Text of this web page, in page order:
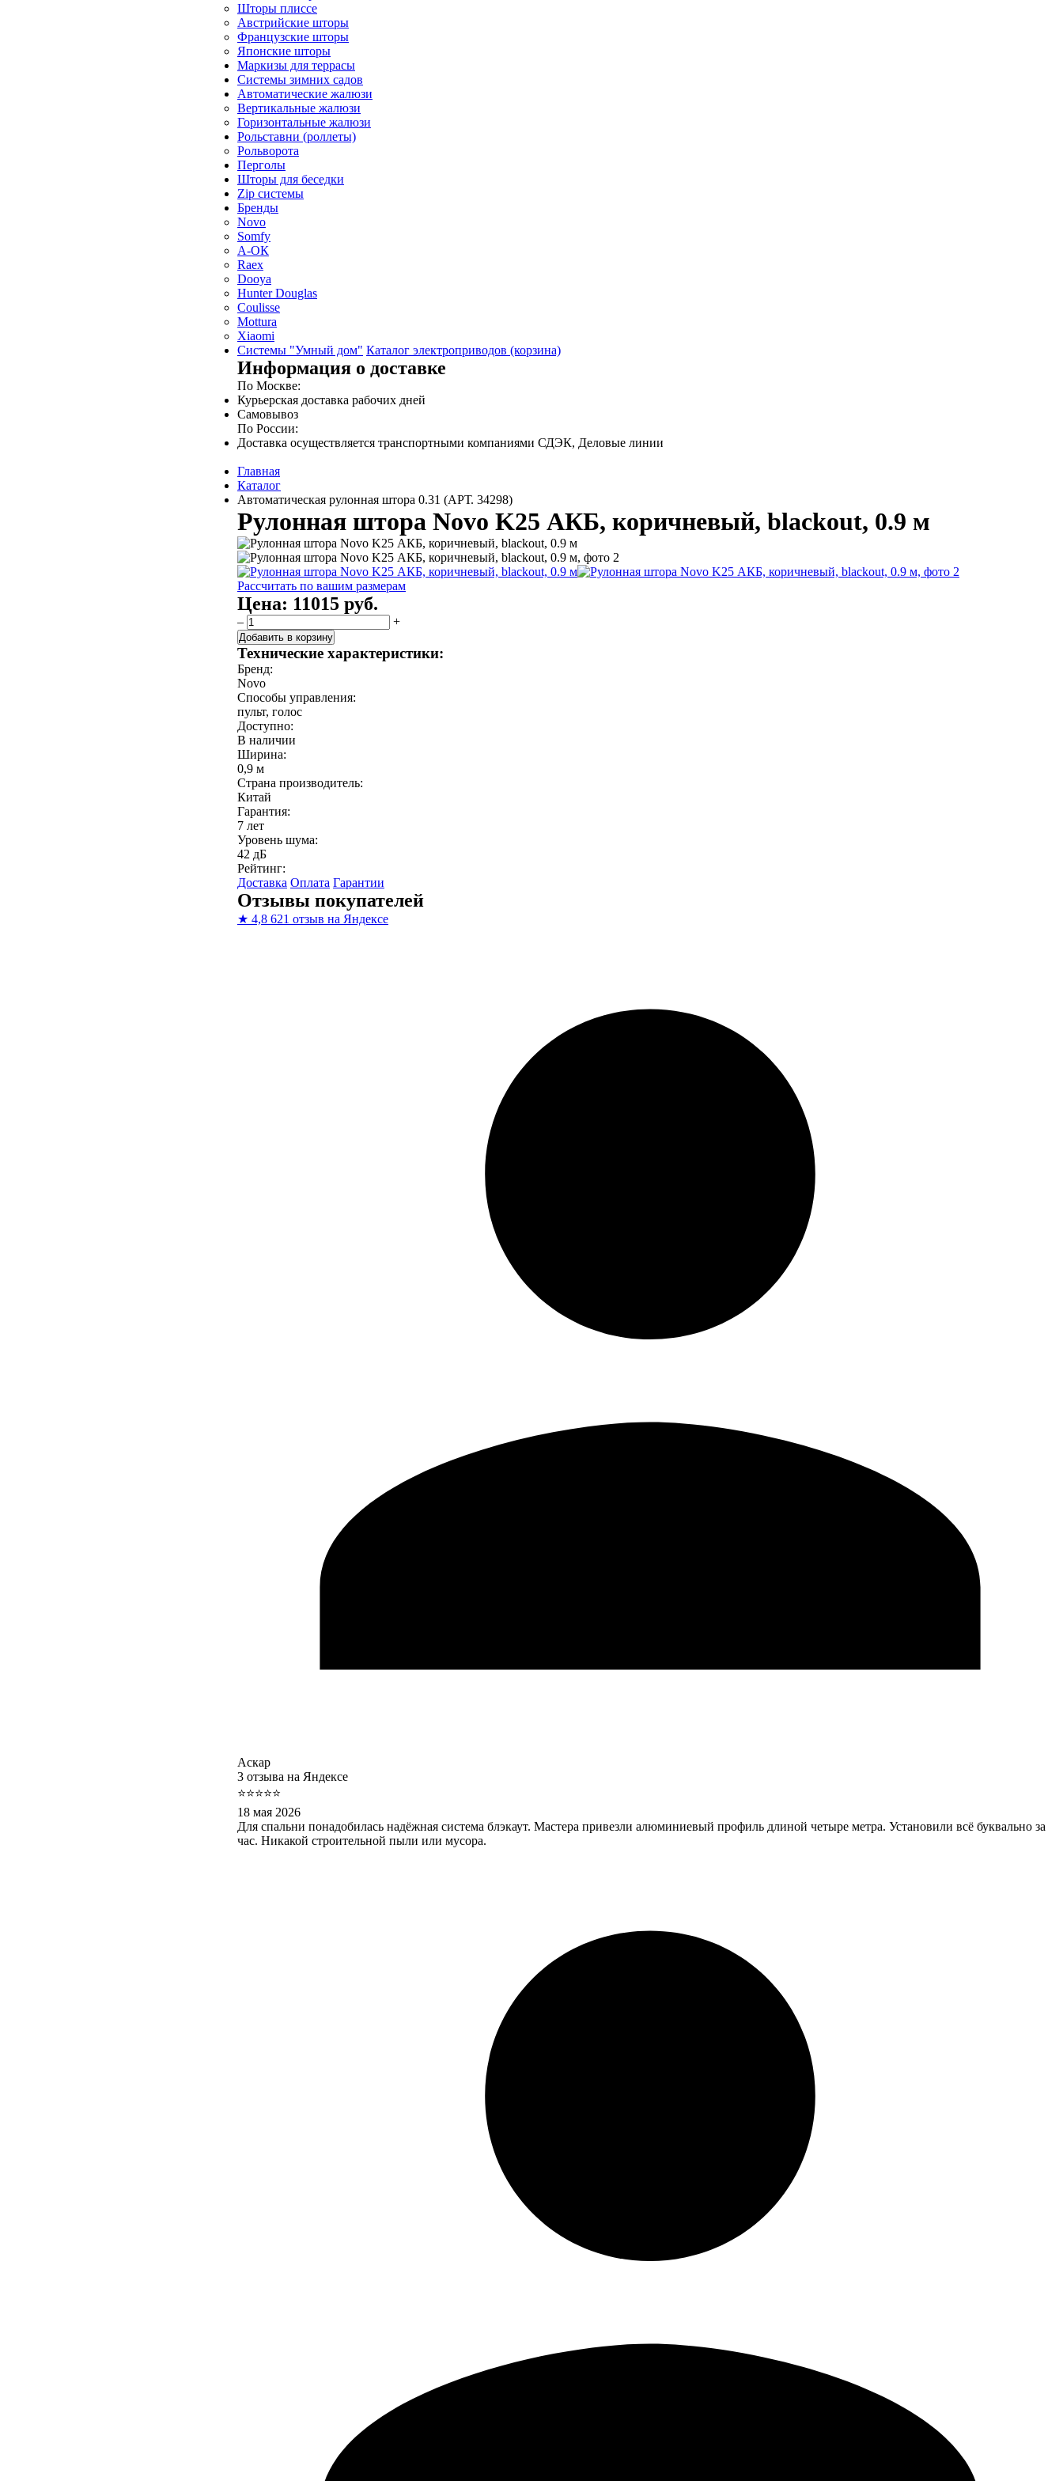
Шторы плиссе
Австрийские шторы
Французские шторы
Японские шторы
Маркизы для террасы
Системы зимних садов
Автоматические жалюзи
Вертикальные жалюзи
Горизонтальные жалюзи
Рольставни (роллеты)
Рольворота
Перголы
Шторы для беседки
Zip системы
Бренды
Novo
Somfy
А-ОК
Raex
Dooya
Hunter Douglas
Coulisse
Mottura
Xiaomi
Системы "Умный дом" Каталог электроприводов (корзина)
Информация о доставке
По Москве:
Курьерская доставка рабочих дней
Самовывоз
По России:
Доставка осуществляется транспортными компаниями СДЭК, Деловые линии
Главная
Каталог
Автоматическая рулонная штора 0.31 (АРТ. 34298)
Рулонная штора Novo K25 АКБ, коричневый, blackout, 0.9 м
Рассчитать по вашим размерам
Цена: 11015 руб.
– +
Добавить в корзину
Технические характеристики:
Бренд:
Novo
Способы управления:
пульт, голос
Доступно:
В наличии
Ширина:
0,9 м
Страна производитель:
Китай
Гарантия:
7 лет
Уровень шума:
42 дБ
Рейтинг:
Доставка Оплата Гарантии
Отзывы покупателей
★ 4,8 621 отзыв на Яндексе
Аскар
3 отзыва на Яндексе
⭐⭐⭐⭐⭐
18 мая 2026
Для спальни понадобилась надёжная система блэкаут. Мастера привезли алюминиевый профиль длиной четыре метра. Установили всё буквально за
час. Никакой строительной пыли или мусора.